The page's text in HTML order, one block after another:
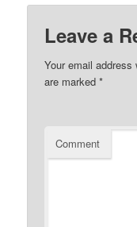
Leave a
Your email
are marked*
Comment